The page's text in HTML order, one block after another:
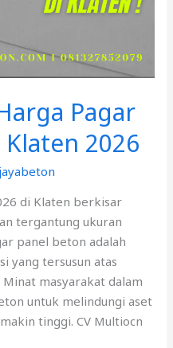
Pagar
2026
di Klaten berkisar
tergantung ukuran
panel beton adalah
yang tersusun atas
masyarakat dalam
untuk melindungi aset
tinggi. CV Multiocn